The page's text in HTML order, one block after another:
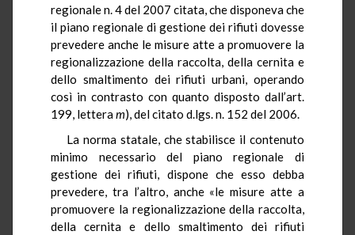
regionale n. 4 del 2007 citata, che disponeva che
il piano regionale di gestione dei rifiuti dovesse
prevedere anche le misure atte a promuovere la
regionalizzazione della raccolta, della cernita e
dello smaltimento dei rifiuti urbani, operando
così in contrasto con quanto disposto dall’art.
199, letteram), del citato d.lgs. n. 152 del 2006.
La norma statale, che stabilisce il contenuto
minimo necessario del piano regionale di
gestione dei rifiuti, dispone che esso debba
prevedere, tra l’altro, anche «le misure atte a
promuovere la regionalizzazione della raccolta,
della cernita e dello smaltimento dei rifiuti